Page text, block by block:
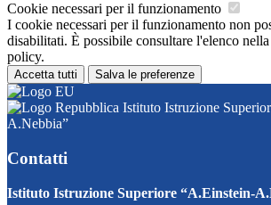
Cookie necessari per il funzionamento
I cookie necessari per il funzionamento non
disabilitati. È possibile consultare l'elenco
policy.
Accetta tutti Salva le preferenze
Istituto Istruzione
A.Nebbia”
Contatti
Istituto Istruzione Superiore “A.Einstein-